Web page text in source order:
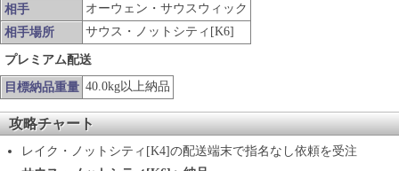
相手
オーウェン・サウスウィック
相手場所
サウス・ノットシティ[K6]
プレミアム配送
目標納品重量 40.0kg以上納品
攻略チャート
レイク・ノットシティ[K4]の配送端末で指名なし依頼を受注